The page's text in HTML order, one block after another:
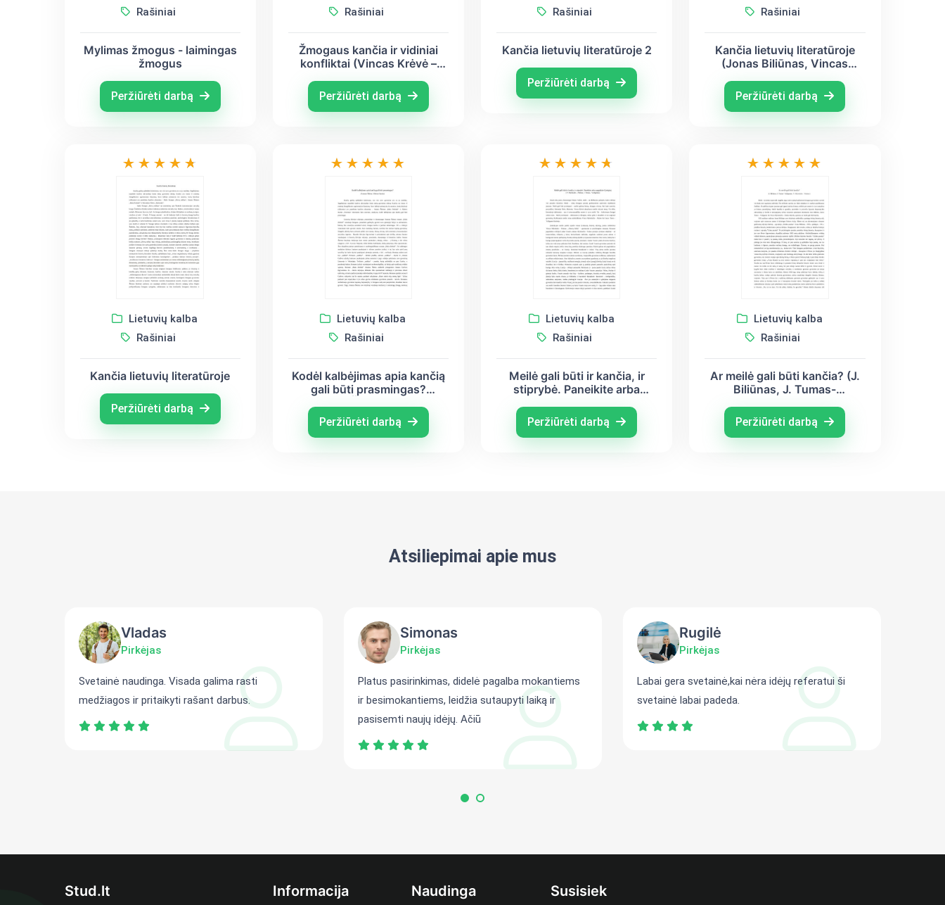
Rašiniai
Mylimas žmogus - laimingas
žmogus
Peržiūrėti darbą
Rašiniai
Žmogaus kančia ir vidiniai
konfliktai (Vincas Krėvė –
Mykolaitis - Putinas)
Peržiūrėti darbą
Rašiniai
Kančia lietuvių literatūroje 2
Peržiūrėti darbą
Rašiniai
Kančia lietuvių literatūroje
(Jonas Biliūnas, Vincas
Nėris)
Peržiūrėti darbą
Lietuvių kalba
Rašiniai
Kančia lietuvių literatūroje
Peržiūrėti darbą
Lietuvių kalba
Rašiniai
Kodėl kalbėjimas apia kančią
gali būti prasmingas?
Kamiu)
Peržiūrėti darbą
Lietuvių kalba
Rašiniai
Meilė gali būti ir kančia, ir
stiprybė. Paneikite arba
Mykolaitis – Putinas, J.
Tumas - Vaižgantas)
Peržiūrėti darbą
Lietuvių kalba
Rašiniai
Ar meilė gali būti kančia? (J.
Biliūnas, J. Tumas-
Putinas)
Peržiūrėti darbą
Atsiliepimai apie mus
Vladas
Pirkėjas
Svetainė naudinga. Visada galima rasti
medžiagos ir pritaikyti rašant darbus.
Simonas
Pirkėjas
Platus pasirinkimas, didelė pagalba mokantiems
ir besimokantiems, leidžia sutaupyti laiką ir
pasisemti naujų idėjų. Ačiū
Rugilė
Pirkėjas
Labai gera svetainė,kai nėra idėjų referatui ši
svetainė labai padeda.
Stud.lt Informacija Naudinga Susisiek